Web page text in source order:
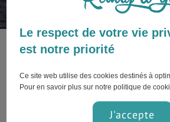
Le respect de votre vie
est notre priorité
Ce site web utilise des cookies destinés à
Pour en savoir plus sur notre politique de
J'accepte